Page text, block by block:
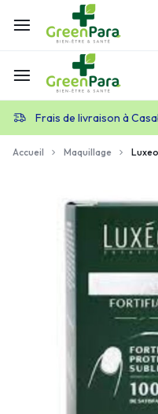
Frais de livraison à
Accueil Maquillage